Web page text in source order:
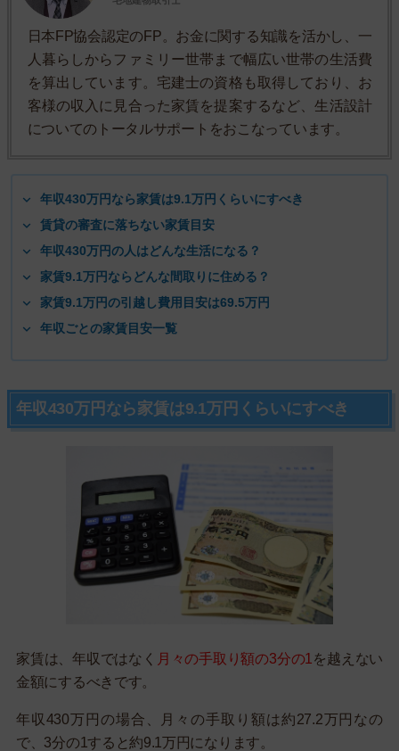
日本FP協会認定のFP。お金に関する知識を活かし、一
人暮らしからファミリー世帯まで幅広い世帯の生活費
を算出しています。宅建士の資格も取得しており、お
客様の収入に見合った家賃を提案するなど、生活設計
についてのトータルサポートをおこなっています。
年収430万円なら家賃は9.1万円くらいにすべき
賃貸の審査に落ちない家賃目安
年収430万円の人はどんな生活になる？
家賃9.1万円ならどんな間取りに住める？
家賃9.1万円の引越し費用目安は69.5万円
年収ごとの家賃目安一覧
年収430万円なら家賃は9.1万円くらいにすべき
家賃は、年収ではなく 月々の手取り額の3分の1 を越えない
金額にするべきです。
年収430万円の場合、月々の手取り額は約27.2万円なの
で、3分の1すると約9.1万円になります。